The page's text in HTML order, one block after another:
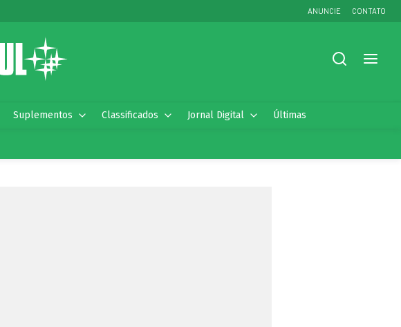
ANUNCIE CONTATO
Suplementos Classificados Jornal Digital Últimas